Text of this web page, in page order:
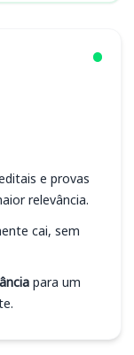
e provas
relevância.
cai, sem
para um